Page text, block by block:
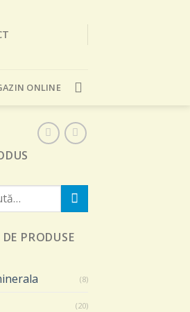
ONLINE
PRODUSE
(8)
(20)